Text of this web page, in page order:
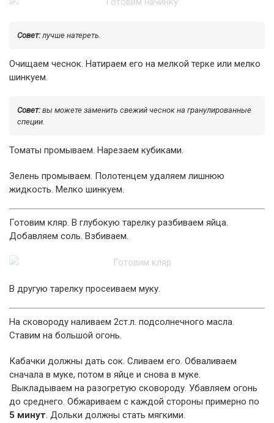
Совет:лучше натереть.
Очищаем чеснок. Натираем его на мелкой терке или мелко
шинкуем.
Совет:вы можете заменить свежий чеснок на гранулированные
специи.
Томаты промываем. Нарезаем кубиками.
Зелень промываем. Полотенцем удаляем лишнюю
жидкость. Мелко шинкуем.
Готовим кляр. В глубокую тарелку разбиваем яйца.
Добавляем соль. Взбиваем.
В другую тарелку просеиваем муку.
На сковороду наливаем 2ст.л. подсолнечного масла.
Ставим на большой огонь.
Кабачки должны дать сок. Сливаем его. Обваливаем
сначала в муке, потом в яйце и снова в муке.
Выкладываем на разогретую сковороду. Убавляем огонь
до среднего. Обжариваем с каждой стороны примерно по
5 минут. Дольки должны стать мягкими.